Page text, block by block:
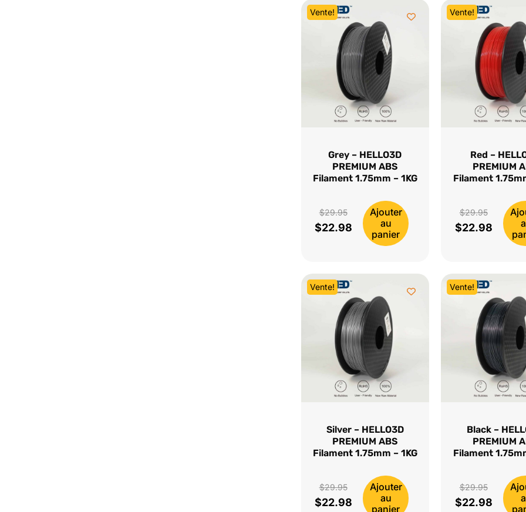
Vente!
Grey – HELLO3D
PREMIUM ABS
Filament 1.75mm – 1KG
$29.95Le
prix
$29.95.
$22.98Le
est :
Ajouter
au
panier
Vente!
Red –
PREMIUM
Filament
$29.95Le
prix
$29.95.
$22.98Le
est :
Vente!
Silver – HELLO3D
PREMIUM ABS
Filament 1.75mm – 1KG
$29.95Le
prix
$22.98Le
Ajouter
au
panier
Vente!
Black –
PREMIUM
Filament
$29.95Le
prix
$22.98Le